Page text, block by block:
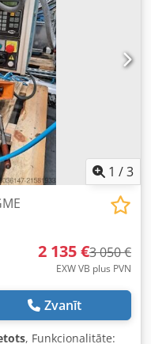
1 /3
2 135 €3 050 €
EXW VB plus PVN
Zvanīt
, Funkcionalitāte: